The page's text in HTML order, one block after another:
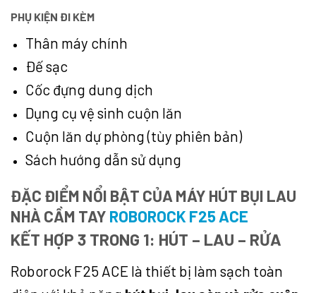
PHỤ KIỆN ĐI KÈM
Thân máy chính
Đế sạc
Cốc đựng dung dịch
Dụng cụ vệ sinh cuộn lăn
Cuộn lăn dự phòng (tùy phiên bản)
Sách hướng dẫn sử dụng
ĐẶC ĐIỂM NỔI BẬT CỦA MÁY HÚT BỤI LAU
NHÀ CẦM TAY ROBOROCK F25 ACE
KẾT HỢP 3 TRONG 1: HÚT – LAU – RỬA
Roborock F25 ACE là thiết bị làm sạch toàn